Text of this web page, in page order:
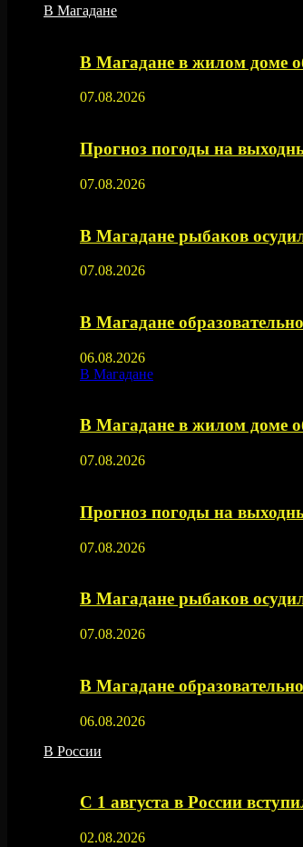
В Магадане
В Магадане в жилом доме
07.08.2026
Прогноз погоды на
07.08.2026
В Магадане рыбаков
07.08.2026
В Магадане
06.08.2026
В Магадане
В Магадане в жилом доме
07.08.2026
Прогноз погоды на
07.08.2026
В Магадане рыбаков
07.08.2026
В Магадане
06.08.2026
В России
С 1 августа в России
02.08.2026